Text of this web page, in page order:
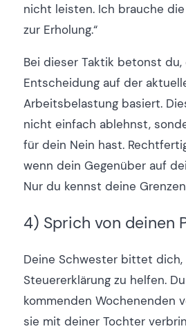
nicht leisten. Ich brauche
zur Erholung.“
Bei dieser Taktik betonst du,
Entscheidung auf der
Arbeitsbelastung basiert.
nicht einfach ablehnst,
für dein Nein hast.
wenn dein Gegenüber auf
Nur du kennst deine
4) Sprich von deinen
Deine Schwester bittet dich,
Steuererklärung zu helfen.
kommenden Wochenenden
sie mit deiner Tochter